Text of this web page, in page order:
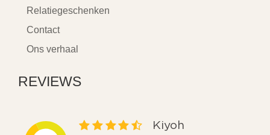
Relatiegeschenken
Contact
Ons verhaal
REVIEWS